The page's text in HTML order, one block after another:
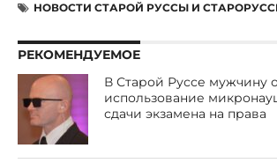
НОВОСТИ СТАРОЙ РУССЫ И
РЕКОМЕНДУЕМОЕ
В Старой Руссе мужчину
использование
сдачи экзамена на права